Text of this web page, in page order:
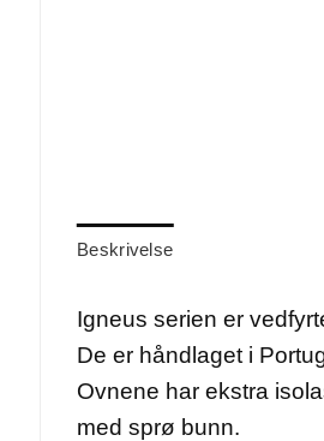
Beskrivelse
Igneus serien er
De er håndlaget i
Ovnene har ekstra
med sprø bunn.